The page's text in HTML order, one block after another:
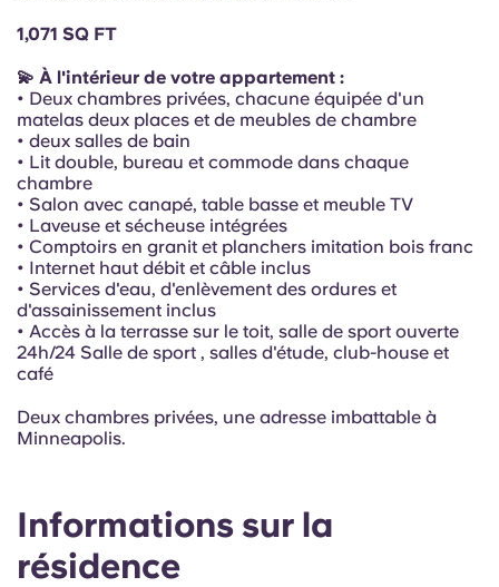
Informations sur la
résidence
1,071 SQ FT
💫 À l'intérieur de votre appartement :
• Deux chambres privées, chacune équipée d'un
matelas deux places et de meubles de chambre
• deux salles de bain
• Lit double, bureau et commode dans chaque
chambre
• Salon avec canapé, table basse et meuble TV
• Laveuse et sécheuse intégrées
• Comptoirs en granit et planchers imitation bois franc
• Internet haut débit et câble inclus
• Services d'eau, d'enlèvement des ordures et
d'assainissement inclus
• Accès à la terrasse sur le toit, salle de sport ouverte
24h/24 Salle de sport , salles d'étude, club-house et
café
Deux chambres privées, une adresse imbattable à
Minneapolis.